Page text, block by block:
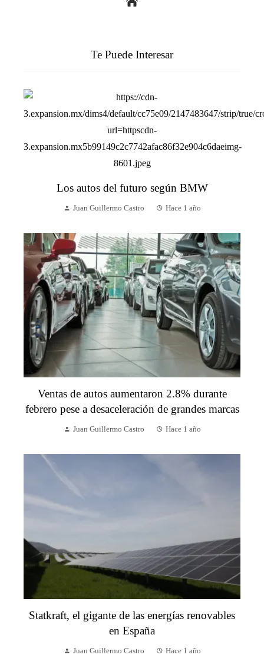
Te Puede Interesar
Los autos del futuro según BMW
Juan Guillermo Castro Hace 1 año
Ventas de autos aumentaron 2.8% durante
febrero pese a desaceleración de grandes marcas
Juan Guillermo Castro Hace 1 año
Statkraft, el gigante de las energías renovables
en España
Juan Guillermo Castro Hace 1 año